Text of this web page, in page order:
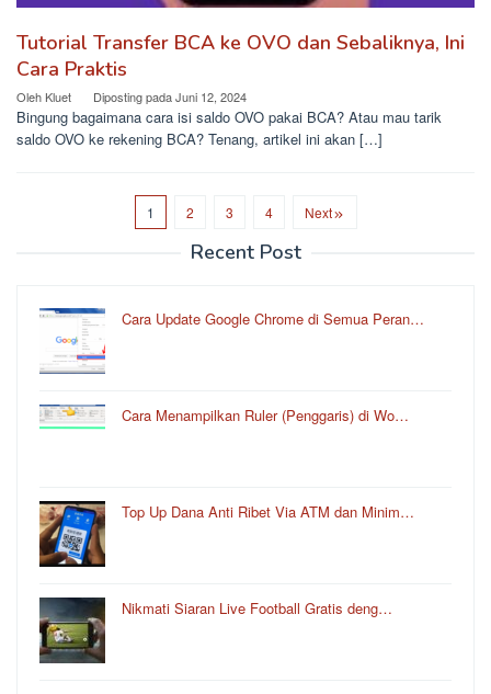
Tutorial Transfer BCA ke OVO dan Sebaliknya, Ini
Cara Praktis
Oleh Kluet Diposting padaJuni 12, 2024
Bingung bagaimana cara isi saldo OVO pakai BCA? Atau mau tarik
saldo OVO ke rekening BCA? Tenang, artikel ini akan […]
1 2 3 4 Next
Recent Post
Cara Update Google Chrome di Semua Peran…
Cara Menampilkan Ruler (Penggaris) di Wo…
Top Up Dana Anti Ribet Via ATM dan Minim…
Nikmati Siaran Live Football Gratis deng…